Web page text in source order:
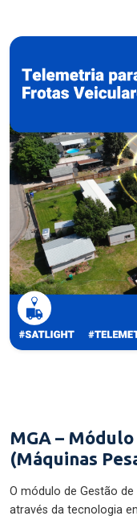
MGA –
(Máquinas
O módulo de Gestão
através da tecnologia